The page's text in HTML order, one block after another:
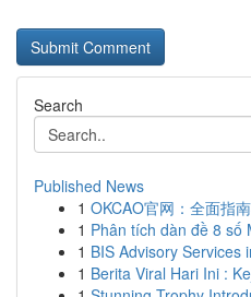
Search
Published News
1 OKCAO官网：全面指
1 Phân tích dàn đề 8 số
1 BIS Advisory Services
1 Berita Viral Hari Ini :